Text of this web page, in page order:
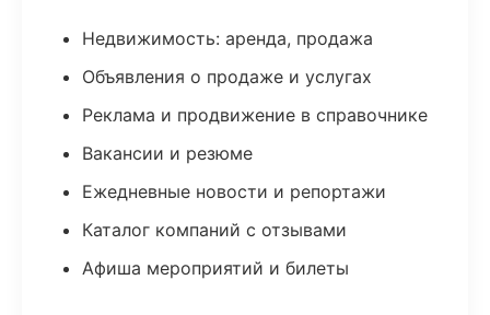
Недвижимость: аренда, продажа
Объявления о продаже и услугах
Реклама и продвижение в справочнике
Вакансии и резюме
Ежедневные новости и репортажи
Каталог компаний с отзывами
Афиша мероприятий и билеты